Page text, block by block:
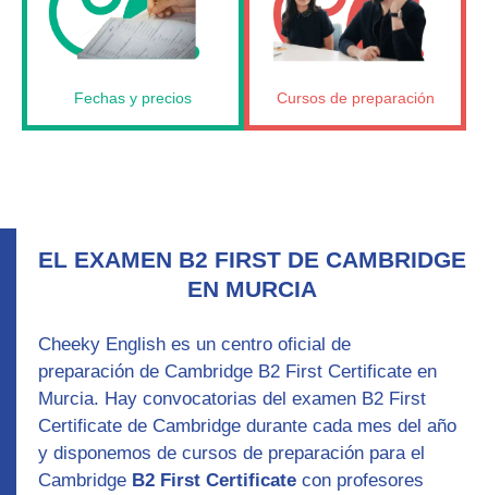
Fechas y precios Cursos de preparación
EL EXAMEN B2 FIRST DE CAMBRIDGE
EN MURCIA
Cheeky English es un centro oficial de
preparación de Cambridge B2 First Certificate en
Murcia. Hay convocatorias del examen B2 First
Certificate de Cambridge durante cada mes del año
y disponemos de cursos de preparación para el
Cambridge B2 First Certificate con profesores